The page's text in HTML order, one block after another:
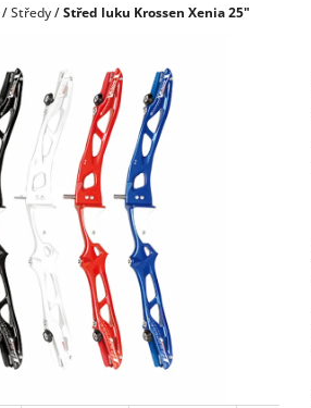
/Středy/Střed luku Krossen Xenia 25"